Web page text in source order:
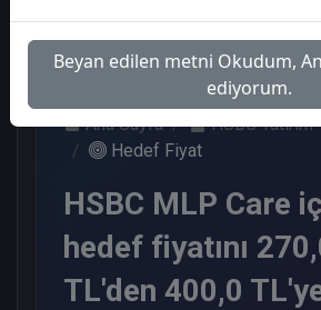
Ana Sayfa HSBC Yatırım
Hedef Fiyat
HSBC MLP Care
hedef fiyatını
TL'den 400,0
Beyan edilen metni Okudum,
ediyorum.